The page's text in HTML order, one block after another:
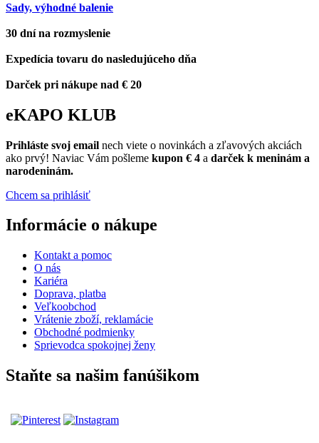
Sady, výhodné balenie
30 dní na rozmyslenie
Expedícia tovaru do nasledujúceho dňa
Darček pri nákupe nad € 20
eKAPO KLUB
Prihláste svoj email nech viete o novinkách a zľavových akciách
ako prvý! Naviac Vám pošleme kupon € 4 a darček k meninám a
narodeninám.
Chcem sa prihlásiť
Informácie o nákupe
Kontakt a pomoc
O nás
Kariéra
Doprava, platba
Veľkoobchod
Vrátenie zboží, reklamácie
Obchodné podmienky
Sprievodca spokojnej ženy
Staňte sa našim fanúšikom